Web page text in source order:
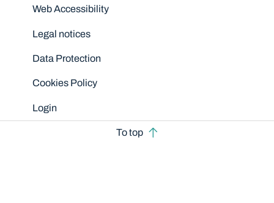
Disclaimers
Web Accessibility
Legal notices
Data Protection
Cookies Policy
Login
To top